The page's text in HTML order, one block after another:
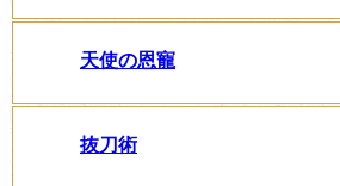
天使の恩寵
抜刀術